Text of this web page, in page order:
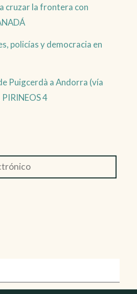
cruzar la frontera con
policías y democracia en
Puigcerdà a Andorra (vía
4